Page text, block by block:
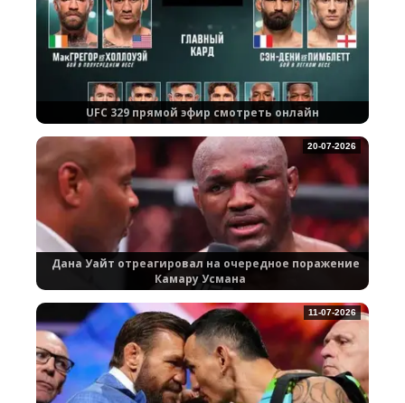
UFC 329 прямой эфир смотреть онлайн
Дана Уайт отреагировал на очередное поражение
Камару Усмана
20-07-2026
11-07-2026